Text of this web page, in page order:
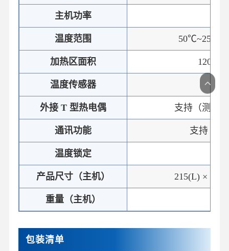
主机功率
温度范围 50℃~250℃
加热区面积 120mm
温度传感器
外接 T 型热电偶 支持（测温
通讯功能 支持（
温度锁定
产品尺寸（主机） 215(L) ×
重量（主机）
包装清单